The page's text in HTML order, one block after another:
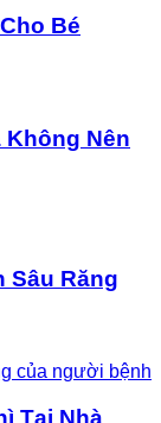
Bé
Không Nên
Sâu Răng
Tại Nhà